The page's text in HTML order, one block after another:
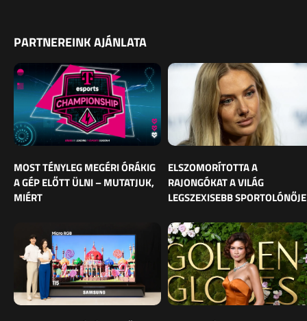
PARTNEREINK AJÁNLATA
MOST TÉNYLEG MEGÉRI ÓRÁKIG
A GÉP ELŐTT ÜLNI – MUTATJUK,
MIÉRT
ELSZOMORÍTOTTA A
RAJONGÓKAT A VILÁG
LEGSZEXISEBB SPORTOLÓNŐJE